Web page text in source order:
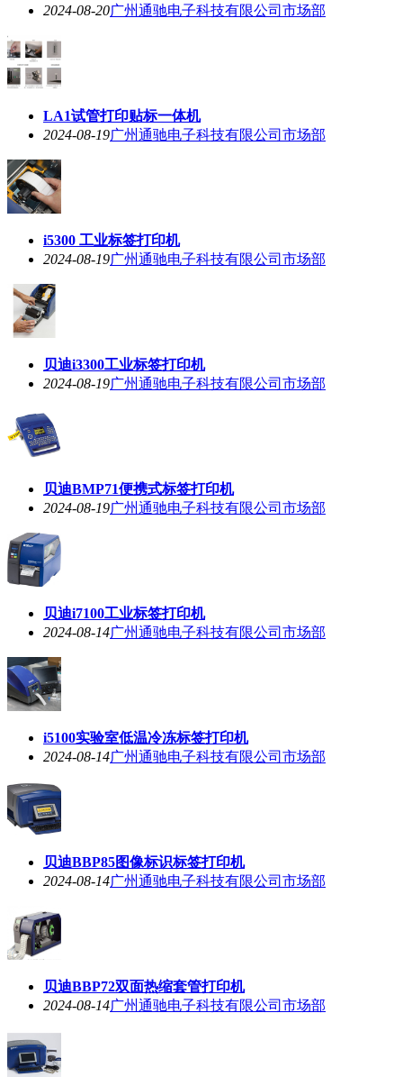
2024-08-20广州通驰电子科技有限公司市场部
LA1试管打印贴标一体机
2024-08-19广州通驰电子科技有限公司市场部
i5300 工业标签打印机
2024-08-19广州通驰电子科技有限公司市场部
贝迪i3300工业标签打印机
2024-08-19广州通驰电子科技有限公司市场部
贝迪BMP71便携式标签打印机
2024-08-19广州通驰电子科技有限公司市场部
贝迪i7100工业标签打印机
2024-08-14广州通驰电子科技有限公司市场部
i5100实验室低温冷冻标签打印机
2024-08-14广州通驰电子科技有限公司市场部
贝迪BBP85图像标识标签打印机
2024-08-14广州通驰电子科技有限公司市场部
贝迪BBP72双面热缩套管打印机
2024-08-14广州通驰电子科技有限公司市场部